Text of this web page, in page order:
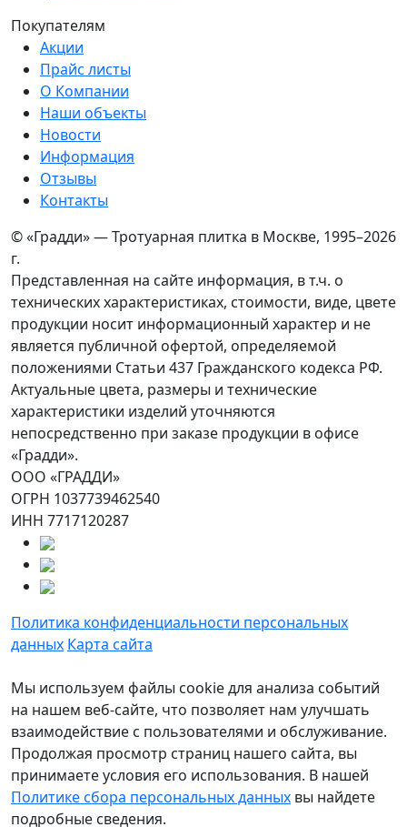
Покупателям
Акции
Прайс листы
О Компании
Наши объекты
Новости
Информация
Отзывы
Контакты
© «Градди» — Тротуарная плитка в Москве, 1995–2026
г.
Представленная на сайте информация, в т.ч. о
технических характеристиках, стоимости, виде, цвете
продукции носит информационный характер и не
является публичной офертой, определяемой
положениями Статьи 437 Гражданского кодекса РФ.
Актуальные цвета, размеры и технические
характеристики изделий уточняются
непосредственно при заказе продукции в офисе
«Градди».
ООО «ГРАДДИ»
ОГРН 1037739462540
ИНН 7717120287
Политика конфиденциальности персональных
данных Карта сайта
Мы используем файлы cookie для анализа событий
на нашем веб-сайте, что позволяет нам улучшать
взаимодействие с пользователями и обслуживание.
Продолжая просмотр страниц нашего сайта, вы
принимаете условия его использования. В нашей
Политике сбора персональных данных вы найдете
подробные сведения.